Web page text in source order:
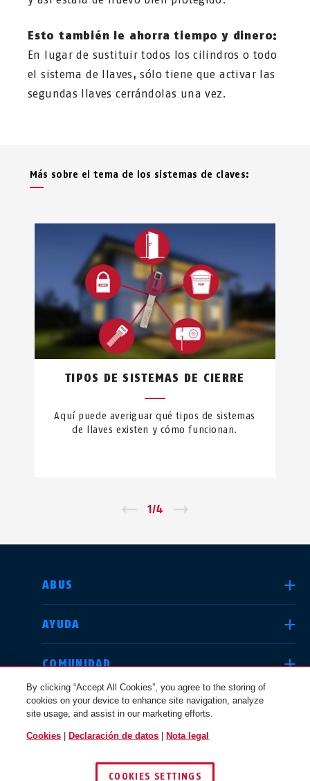
Esto también le ahorra tiempo y dinero:
En lugar de sustituir todos los cilindros o todo
el sistema de llaves, sólo tiene que activar las
segundas llaves cerrándolas una vez.
Más sobre el tema de los sistemas de claves:
TIPOS DE SISTEMAS DE CIERRE
Aquí puede averiguar qué tipos de sistemas
de llaves existen y cómo funcionan.
1/4
ABUS
AYUDA
COMUNIDAD
CUESTIONES JURÍDICAS
SELECCIONE UN PAÍS
Deutschland
By clicking “Accept All Cookies”, you agree to the storing of
cookies on your device to enhance site navigation, analyze
site usage, and assist in our marketing efforts.
Cookies Declaración de datos Nota legal
COOKIES SETTINGS